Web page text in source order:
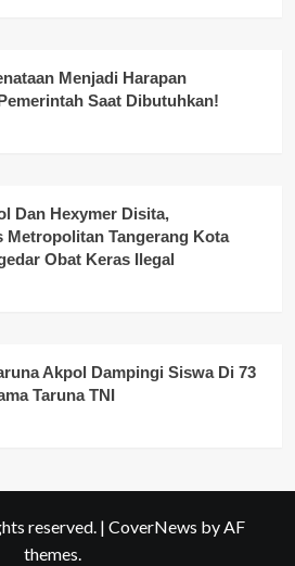
Menjadi Harapan
Saat Dibutuhkan!
Dan Hexymer Disita,
Metropolitan Tangerang Kota
Obat Keras Ilegal
Akpol Dampingi Siswa Di 73
Taruna TNI
reserved. | CoverNews by AF
themes.